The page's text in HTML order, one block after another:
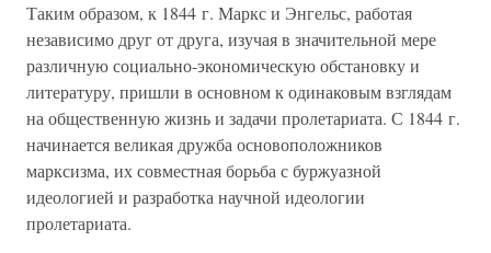
Таким образом, к 1844 г. Маркс и Энгельс, работая
независимо друг от друга, изучая в значительной мере
различную социально-экономическую обстановку и
литературу, пришли в основном к одинаковым взглядам
на общественную жизнь и задачи пролетариата. С 1844 г.
начинается великая дружба основоположников
марксизма, их совместная борьба с буржуазной
идеологией и разработка научной идеологии
пролетариата.